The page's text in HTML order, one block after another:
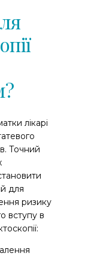
лікарі
Точний
для
ризику
вступу в